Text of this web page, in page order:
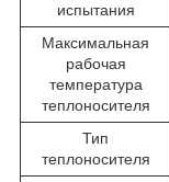
испытания
Максимальная
рабочая
температура
теплоносителя
Тип
теплоносителя